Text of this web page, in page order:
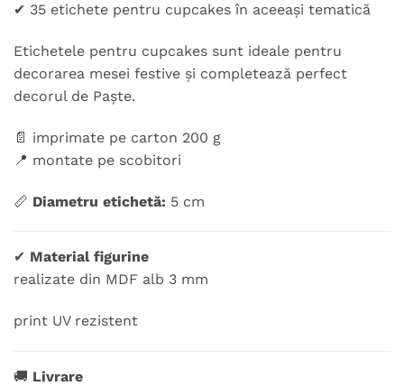
✔ 35 etichete pentru cupcakes în aceeași tematică
Etichetele pentru cupcakes sunt ideale pentru
decorarea mesei festive și completează perfect
decorul de Paște.
📄 imprimate pe carton 200 g
📍 montate pe scobitori
📏 Diametru etichetă: 5 cm
✔ Material figurine
realizate din MDF alb 3 mm
print UV rezistent
🚚 Livrare